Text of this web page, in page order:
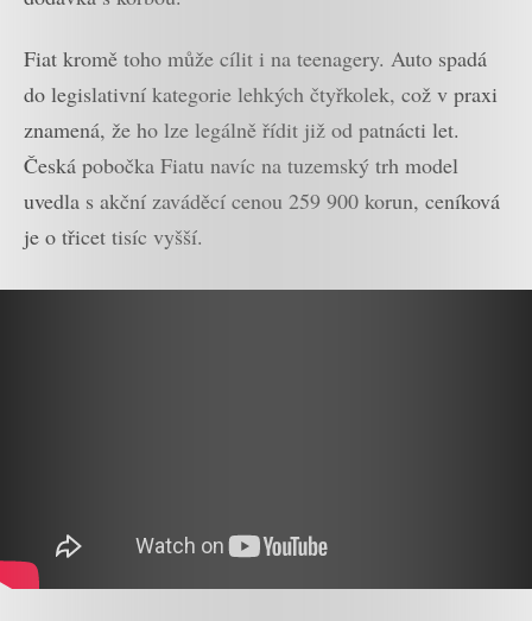
Fiat kromě toho může cílit i na teenagery. Auto spadá
do legislativní kategorie lehkých čtyřkolek, což v praxi
znamená, že ho lze legálně řídit již od patnácti let.
Česká pobočka Fiatu navíc na tuzemský trh model
uvedla s akční zaváděcí cenou 259 900 korun, ceníková
je o třicet tisíc vyšší.